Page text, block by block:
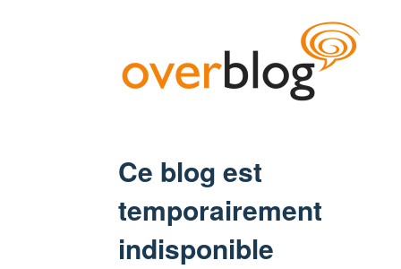
Ce blog est
temporairement
indisponible